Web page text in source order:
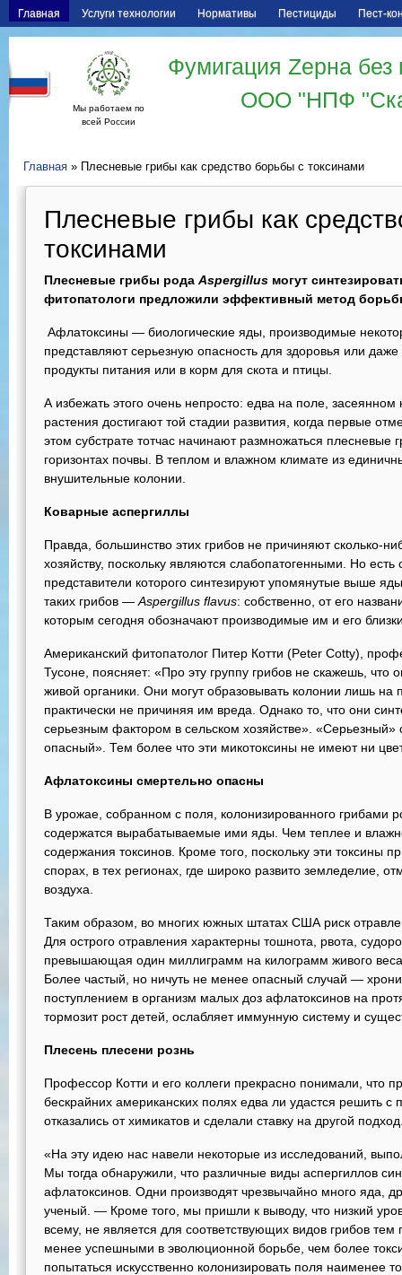
Главная Услуги технологии Нормативы Пестициды Пест-
Мы работаем по
всей России
Фумигация Zерна
ООО "НПФ
Главная » Плесневые грибы как средство борьбы с токсинами
Плесневые грибы как
токсинами
Плесневые грибы рода Aspergillus могут
фитопатологи предложили эффективный метод
Афлатоксины — биологические яды, производимые
представляют серьезную опасность для здоровья или
продукты питания или в корм для скота и птицы.
А избежать этого очень непросто: едва на поле,
растения достигают той стадии развития, когда первые
этом субстрате тотчас начинают размножаться
горизонтах почвы. В теплом и влажном климате из
внушительные колонии.
Коварные аспергиллы
Правда, большинство этих грибов не причиняют сколько-
хозяйству, поскольку являются слабопатогенными. Но
представители которого синтезируют упомянутые выше
таких грибов — Aspergillus flavus: собственно, от его
которым сегодня обозначают производимые им и его
Американский фитопатолог Питер Котти (Peter Cotty),
Тусоне, поясняет: «Про эту группу грибов не скажешь,
живой органики. Они могут образовывать колонии лишь на
практически не причиняя им вреда. Однако то, что они
серьезным фактором в сельском хозяйстве». «Серьезный»
опасный». Тем более что эти микотоксины не имеют ни
Афлатоксины смертельно опасны
В урожае, собранном с поля, колонизированного грибами
содержатся вырабатываемые ими яды. Чем теплее и
содержания токсинов. Кроме того, поскольку эти токсины
спорах, в тех регионах, где широко развито земледелие,
воздуха.
Таким образом, во многих южных штатах США риск
Для острого отравления характерны тошнота, рвота,
превышающая один миллиграмм на килограмм живого
Более частый, но ничуть не менее опасный случай —
поступлением в организм малых доз афлатоксинов на
тормозит рост детей, ослабляет иммунную систему и
Плесень плесени рознь
Профессор Котти и его коллеги прекрасно понимали, что
бескрайних американских полях едва ли удастся решить
отказались от химикатов и сделали ставку на другой
«На эту идею нас навели некоторые из исследований,
Мы тогда обнаружили, что различные виды аспергиллов
афлатоксинов. Одни производят чрезвычайно много яда,
ученый. — Кроме того, мы пришли к выводу, что низкий
всему, не является для соответствующих видов грибов
менее успешными в эволюционной борьбе, чем более
попытаться искусственно колонизировать поля наименее